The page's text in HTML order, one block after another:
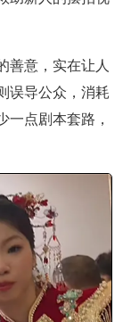
善意，实在让人
误导公众，消耗
一点剧本套路，